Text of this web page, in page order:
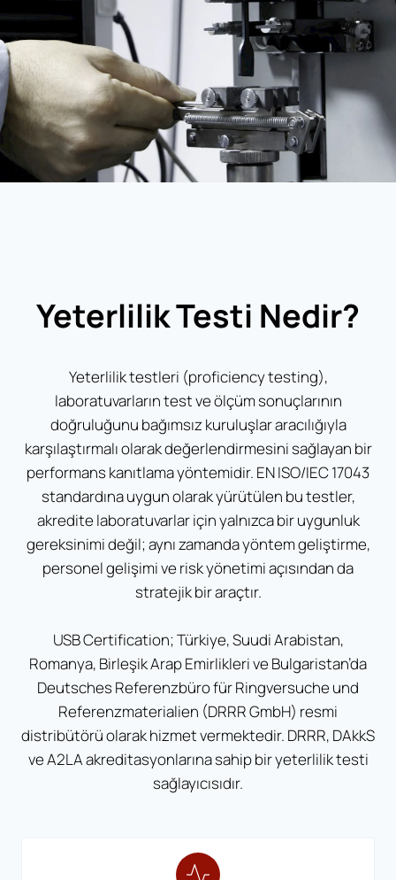
Yeterlilik Testi Nedir?
Yeterlilik testleri (proficiency testing),
laboratuvarların test ve ölçüm sonuçlarının
doğruluğunu bağımsız kuruluşlar aracılığıyla
karşılaştırmalı olarak değerlendirmesini sağlayan bir
performans kanıtlama yöntemidir. EN ISO/IEC 17043
standardına uygun olarak yürütülen bu testler,
akredite laboratuvarlar için yalnızca bir uygunluk
gereksinimi değil; aynı zamanda yöntem geliştirme,
personel gelişimi ve risk yönetimi açısından da
stratejik bir araçtır.
USB Certification; Türkiye, Suudi Arabistan,
Romanya, Birleşik Arap Emirlikleri ve Bulgaristan’da
Deutsches Referenzbüro für Ringversuche und
Referenzmaterialien (DRRR GmbH) resmi
distribütörü olarak hizmet vermektedir. DRRR, DAkkS
ve A2LA akreditasyonlarına sahip bir yeterlilik testi
sağlayıcısıdır.